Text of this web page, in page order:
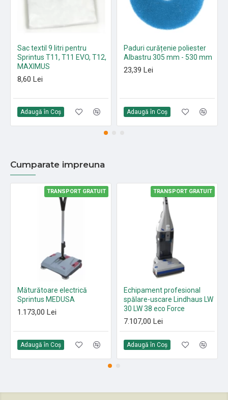
Sac textil 9 litri pentru
Sprintus T11, T11 EVO, T12,
MAXIMUS
8,60 Lei
Adaugă în Coş
Paduri curățenie poliester
Albastru 305 mm - 530 mm
23,39 Lei
Adaugă în Coş
Cumparate impreuna
TRANSPORT GRATUIT
Măturătoare electrică
Sprintus MEDUSA
1.173,00 Lei
Adaugă în Coş
TRANSPORT GRATUIT
Echipament profesional
spălare-uscare Lindhaus LW
30 LW 38 eco Force
7.107,00 Lei
Adaugă în Coş